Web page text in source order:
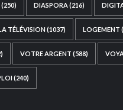
(250) DIASPORA (216)
TÉLÉVISION(1037) LOGEMENT
VOTRE ARGENT (588)
(240)